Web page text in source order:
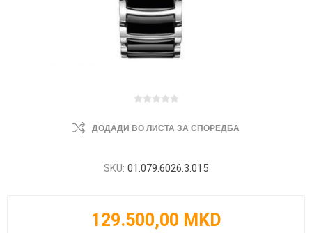
ДОДАДИ ВО ЛИСТА ЗА СПОРЕДБА
SKU: 01.079.6026.3.015
129.500,00 MKD